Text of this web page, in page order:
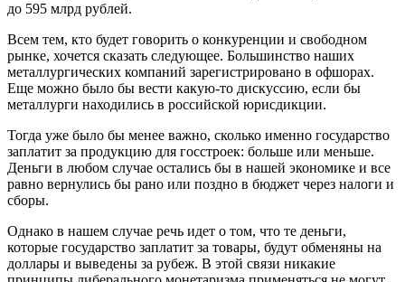
до 595 млрд рублей.
Всем тем, кто будет говорить о конкуренции и свободном
рынке, хочется сказать следующее. Большинство наших
металлургических компаний зарегистрировано в офшорах.
Еще можно было бы вести какую-то дискуссию, если бы
металлурги находились в российской юрисдикции.
Тогда уже было бы менее важно, сколько именно государство
заплатит за продукцию для госстроек: больше или меньше.
Деньги в любом случае остались бы в нашей экономике и все
равно вернулись бы рано или поздно в бюджет через налоги и
сборы.
Однако в нашем случае речь идет о том, что те деньги,
которые государство заплатит за товары, будут обменяны на
доллары и выведены за рубеж. В этой связи никакие